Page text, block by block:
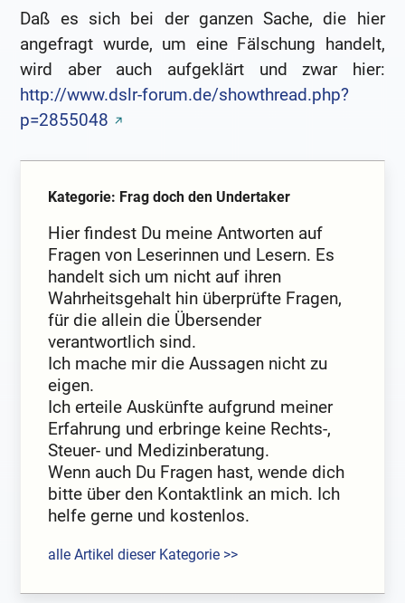
Daß es sich bei der ganzen Sache, die hier
angefragt wurde, um eine Fälschung handelt,
wird aber auch aufgeklärt und zwar hier:
http://www.dslr-forum.de/showthread.php?
p=2855048
Kategorie: Frag doch den Undertaker
Hier findest Du meine Antworten auf
Fragen von Leserinnen und Lesern. Es
handelt sich um nicht auf ihren
Wahrheitsgehalt hin überprüfte Fragen,
für die allein die Übersender
verantwortlich sind.
Ich mache mir die Aussagen nicht zu
eigen.
Ich erteile Auskünfte aufgrund meiner
Erfahrung und erbringe keine Rechts-,
Steuer- und Medizinberatung.
Wenn auch Du Fragen hast, wende dich
bitte über den Kontaktlink an mich. Ich
helfe gerne und kostenlos.
alle Artikel dieser Kategorie >>